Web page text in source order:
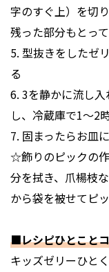
字のすぐ上）を切
残った部分もとって
5. 型抜きをしたゼ
る
6. 3を静かに流し
し、冷蔵庫で1〜2
7. 固まったらお皿
☆飾りのピックの
分を拭き、爪楊枝
から袋を被せてピ
■レシピひとこと
キッズゼリーひと